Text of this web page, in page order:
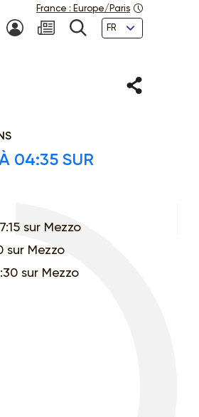
MON COMPTE
NEWSLETTER
RECHERCHE
Langues
France : Europe/Paris
Partager
04:35 SUR
sur Mezzo
sur Mezzo
sur Mezzo